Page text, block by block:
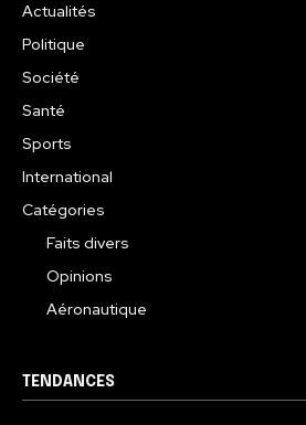
Actualités
Politique
Société
Santé
Sports
International
Catégories
Faits divers
Opinions
Aéronautique
TENDANCES